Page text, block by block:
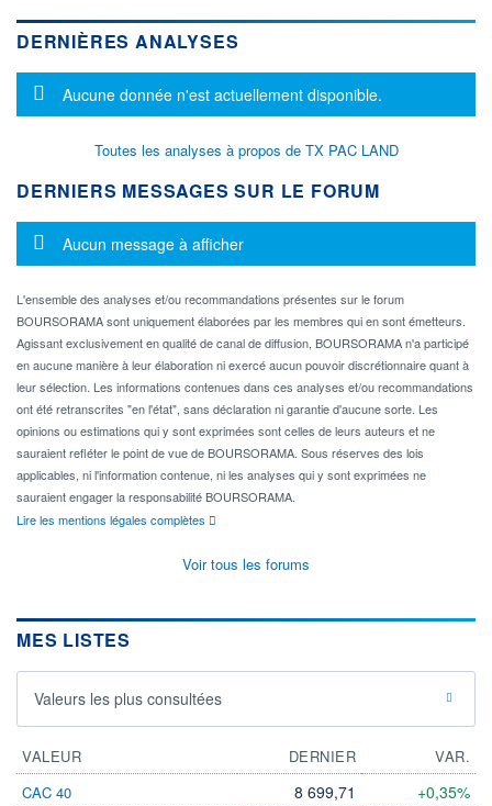
DERNIÈRES ANALYSES
Message d'information
Aucune donnée n'est actuellement disponible.
Toutes les analyses à propos de TX PAC LAND
DERNIERS MESSAGES SUR LE FORUM
Message d'information
Aucun message à afficher
L'ensemble des analyses et/ou recommandations présentes sur le forum
BOURSORAMA sont uniquement élaborées par les membres qui en sont émetteurs.
Agissant exclusivement en qualité de canal de diffusion, BOURSORAMA n'a participé
en aucune manière à leur élaboration ni exercé aucun pouvoir discrétionnaire quant à
leur sélection. Les informations contenues dans ces analyses et/ou recommandations
ont été retranscrites "en l'état", sans déclaration ni garantie d'aucune sorte. Les
opinions ou estimations qui y sont exprimées sont celles de leurs auteurs et ne
sauraient refléter le point de vue de BOURSORAMA. Sous réserves des lois
applicables, ni l'information contenue, ni les analyses qui y sont exprimées ne
sauraient engager la responsabilité BOURSORAMA.
Lire les mentions légales complètes
Voir tous les forums
MES LISTES
Valeurs les plus consultées
VALEUR DERNIER
VAR.
CAC 40
8 699,71 +0,35%